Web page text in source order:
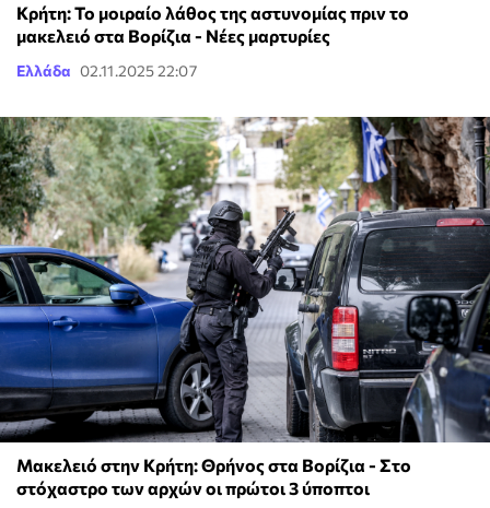
Κρήτη: Το μοιραίο λάθος της αστυνομίας πριν το
μακελειό στα Βορίζια - Νέες μαρτυρίες
Ελλάδα 02.11.2025 22:07
Μακελειό στην Κρήτη: Θρήνος στα Βορίζια - Στο
στόχαστρο των αρχών οι πρώτοι 3 ύποπτοι